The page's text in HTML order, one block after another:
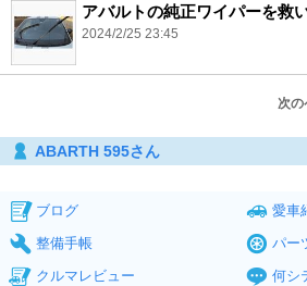
アバルトの純正ワイパーを救
2024/2/25 23:45
次の
ABARTH 595さん
ブログ
愛車
整備手帳
パー
クルマレビュー
何シ